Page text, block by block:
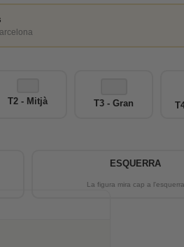
T2 - Mitjà T3 - Gran
ESQUERRA